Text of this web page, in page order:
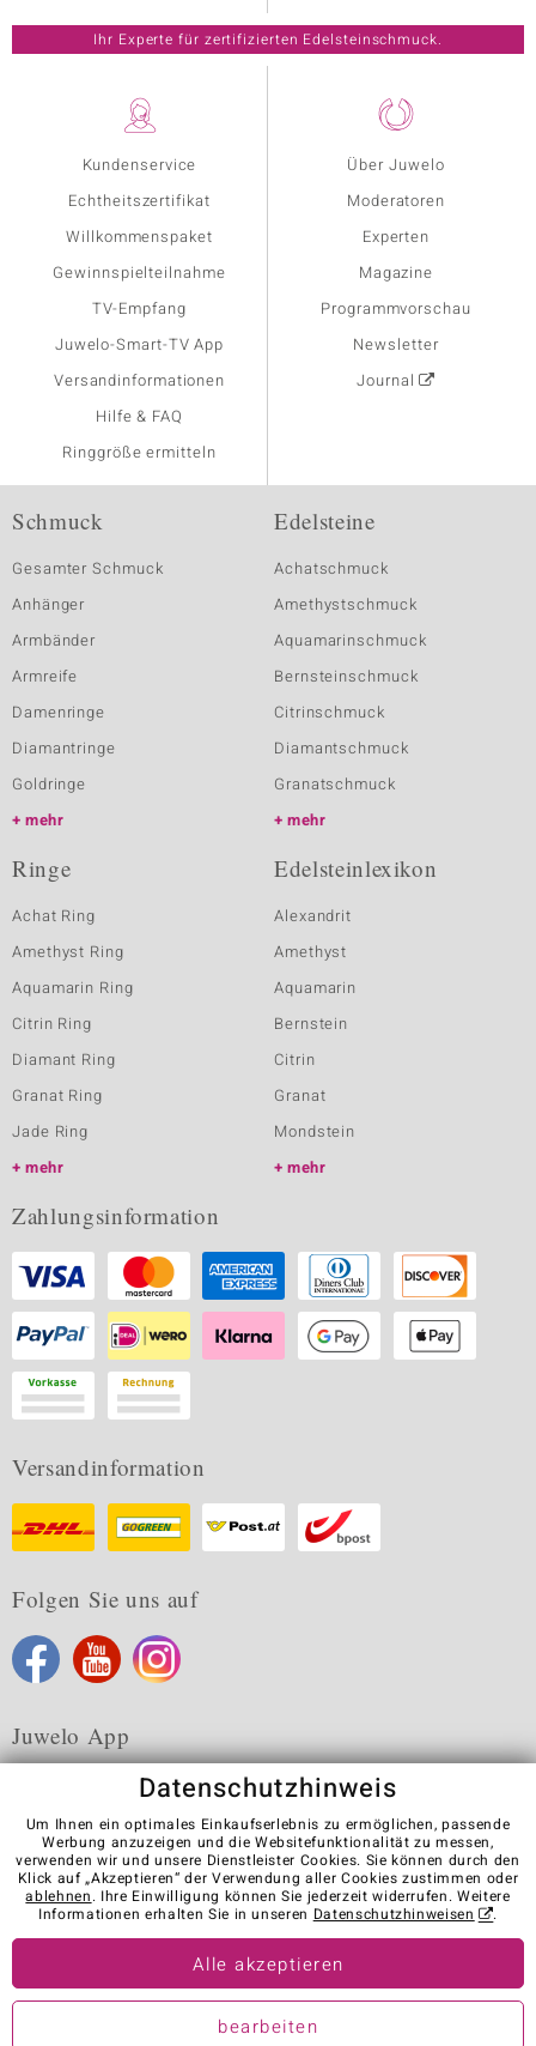
Kundenservice
Echtheitszertifikat
Willkommenspaket
Gewinnspielteilnahme
TV-Empfang
Juwelo-Smart-TV App
Versandinformationen
Hilfe & FAQ
Ringgröße ermitteln
Über Juwelo
Moderatoren
Experten
Magazine
Programmvorschau
Newsletter
Journal
Ihr Experte für zertifizierten Edelsteinschmuck.
Schmuck
Gesamter Schmuck
Anhänger
Armbänder
Armreife
Damenringe
Diamantringe
Goldringe
mehr
Edelsteine
Achatschmuck
Amethystschmuck
Aquamarinschmuck
Bernsteinschmuck
Citrinschmuck
Diamantschmuck
Granatschmuck
mehr
Ringe
Achat Ring
Amethyst Ring
Aquamarin Ring
Citrin Ring
Diamant Ring
Granat Ring
Jade Ring
mehr
Edelsteinlexikon
Alexandrit
Amethyst
Aquamarin
Bernstein
Citrin
Granat
Mondstein
mehr
Zahlungsinformation
Versandinformation
Folgen Sie uns auf
Juwelo App
Karriere AGB Datenschutz Cookies
Impressum
Kontakt
Vertrag widerrufen
Visit our stores in other countries:
© Juwelo Deutschland GmbH (ein Tochterunternehmen der elumeo
SE)
Datenschutzhinweis
Um Ihnen ein optimales Einkaufserlebnis zu ermöglichen, passende
Werbung anzuzeigen und die Websitefunktionalität zu messen,
verwenden wir und unsere Dienstleister Cookies. Sie können durch den
Klick auf „Akzeptieren“ der Verwendung aller Cookies zustimmen oder
ablehnen. Ihre Einwilligung können Sie jederzeit widerrufen. Weitere
Informationen erhalten Sie in unseren Datenschutzhinweisen .
Alle akzeptieren
bearbeiten